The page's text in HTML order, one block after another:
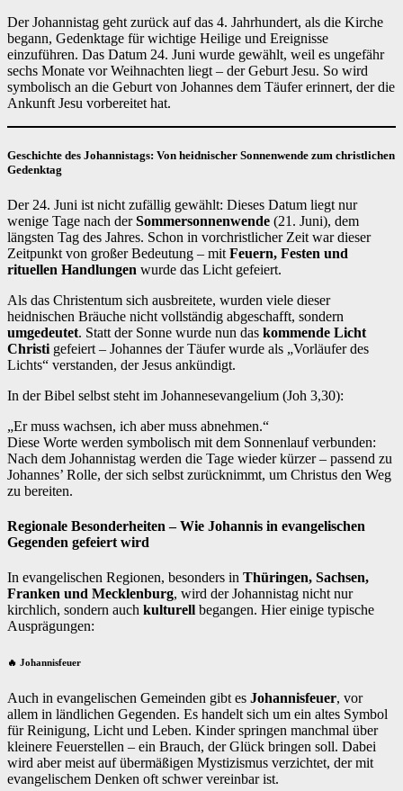
Der Johannistag geht zurück auf das 4. Jahrhundert, als die Kirche
begann, Gedenktage für wichtige Heilige und Ereignisse
einzuführen. Das Datum 24. Juni wurde gewählt, weil es ungefähr
sechs Monate vor Weihnachten liegt – der Geburt Jesu. So wird
symbolisch an die Geburt von Johannes dem Täufer erinnert, der die
Ankunft Jesu vorbereitet hat.
Geschichte des Johannistags: Von heidnischer Sonnenwende zum christlichen
Gedenktag
Der 24. Juni ist nicht zufällig gewählt: Dieses Datum liegt nur
wenige Tage nach derSommersonnenwende (21. Juni), dem
längsten Tag des Jahres. Schon in vorchristlicher Zeit war dieser
Zeitpunkt von großer Bedeutung – mit Feuern, Festen und
rituellen Handlungen wurde das Licht gefeiert.
Als das Christentum sich ausbreitete, wurden viele dieser
heidnischen Bräuche nicht vollständig abgeschafft, sondern
umgedeutet. Statt der Sonne wurde nun das kommende Licht
Christi gefeiert – Johannes der Täufer wurde als „Vorläufer des
Lichts“ verstanden, der Jesus ankündigt.
In der Bibel selbst steht im Johannesevangelium (Joh 3,30):
„Er muss wachsen, ich aber muss abnehmen.“
Diese Worte werden symbolisch mit dem Sonnenlauf verbunden:
Nach dem Johannistag werden die Tage wieder kürzer – passend zu
Johannes’ Rolle, der sich selbst zurücknimmt, um Christus den Weg
zu bereiten.
Regionale Besonderheiten – Wie Johannis in evangelischen
Gegenden gefeiert wird
In evangelischen Regionen, besonders in Thüringen, Sachsen,
Franken und Mecklenburg, wird der Johannistag nicht nur
kirchlich, sondern auch kulturell begangen. Hier einige typische
Ausprägungen:
🔥 Johannisfeuer
Auch in evangelischen Gemeinden gibt es Johannisfeuer, vor
allem in ländlichen Gegenden. Es handelt sich um ein altes Symbol
für Reinigung, Licht und Leben. Kinder springen manchmal über
kleinere Feuerstellen – ein Brauch, der Glück bringen soll. Dabei
wird aber meist auf übermäßigen Mystizismus verzichtet, der mit
evangelischem Denken oft schwer vereinbar ist.